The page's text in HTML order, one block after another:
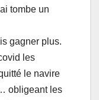
tombe un
gagner plus.
les
le navire
obligeant les